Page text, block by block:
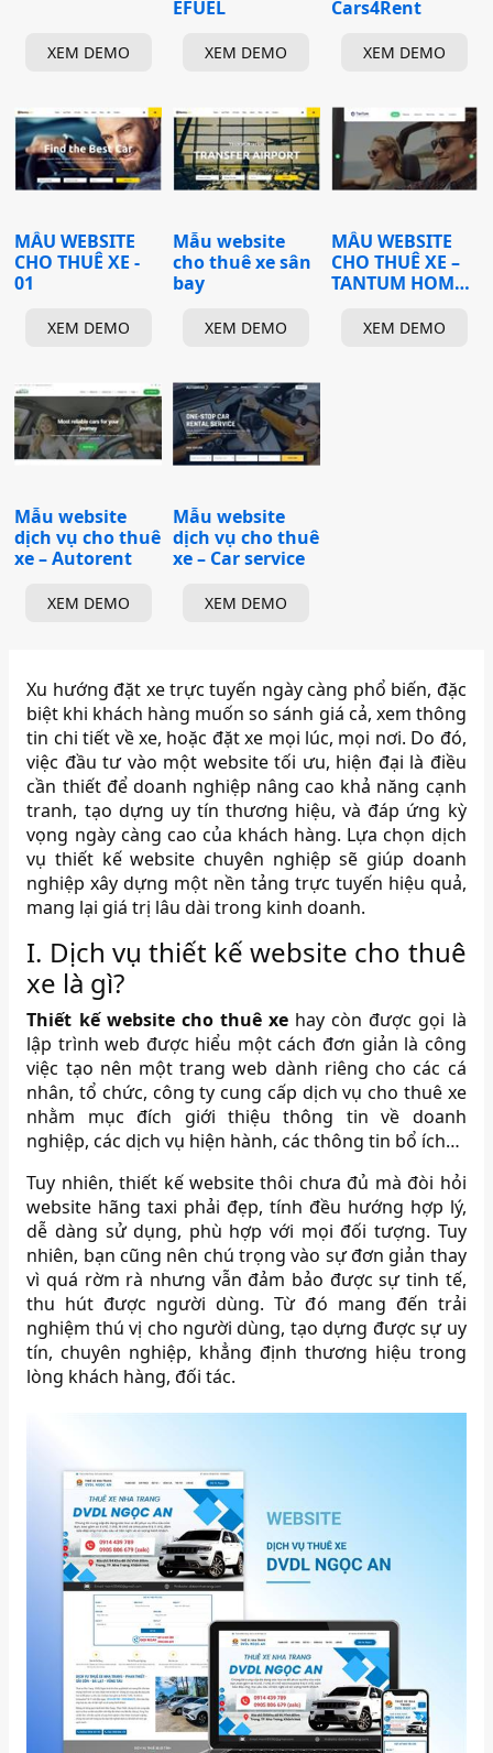
XEM DEMO
EFUEL
XEM DEMO
Cars4Rent
XEM DEMO
MẪU WEBSITE
CHO THUÊ XE -
01
XEM DEMO
Mẫu website
cho thuê xe sân
bay
XEM DEMO
MẪU WEBSITE
CHO THUÊ XE –
TANTUM HOME
XEM DEMO
Mẫu website
dịch vụ cho thuê
xe – Autorent
XEM DEMO
Mẫu website
dịch vụ cho thuê
xe – Car service
XEM DEMO
Xu hướng đặt xe trực tuyến ngày càng phổ biến, đặc
biệt khi khách hàng muốn so sánh giá cả, xem thông
tin chi tiết về xe, hoặc đặt xe mọi lúc, mọi nơi. Do đó,
việc đầu tư vào một website tối ưu, hiện đại là điều
cần thiết để doanh nghiệp nâng cao khả năng cạnh
tranh, tạo dựng uy tín thương hiệu, và đáp ứng kỳ
vọng ngày càng cao của khách hàng. Lựa chọn dịch
vụ thiết kế website chuyên nghiệp sẽ giúp doanh
nghiệp xây dựng một nền tảng trực tuyến hiệu quả,
mang lại giá trị lâu dài trong kinh doanh.
I. Dịch vụ thiết kế website cho thuê
xe là gì?
Thiết kế website cho thuê xe hay còn được gọi là
lập trình web được hiểu một cách đơn giản là công
việc tạo nên một trang web dành riêng cho các cá
nhân, tổ chức, công ty cung cấp dịch vụ cho thuê xe
nhằm mục đích giới thiệu thông tin về doanh
nghiệp, các dịch vụ hiện hành, các thông tin bổ ích…
Tuy nhiên, thiết kế website thôi chưa đủ mà đòi hỏi
website hãng taxi phải đẹp, tính đều hướng hợp lý,
dễ dàng sử dụng, phù hợp với mọi đối tượng. Tuy
nhiên, bạn cũng nên chú trọng vào sự đơn giản thay
vì quá rờm rà nhưng vẫn đảm bảo được sự tinh tế,
thu hút được người dùng. Từ đó mang đến trải
nghiệm thú vị cho người dùng, tạo dựng được sự uy
tín, chuyên nghiệp, khẳng định thương hiệu trong
lòng khách hàng, đối tác.